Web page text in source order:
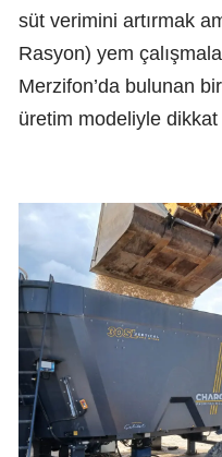
süt verimini artırmak
Rasyon) yem
Merzifon’da bulunan
üretim modeliyle dikkat